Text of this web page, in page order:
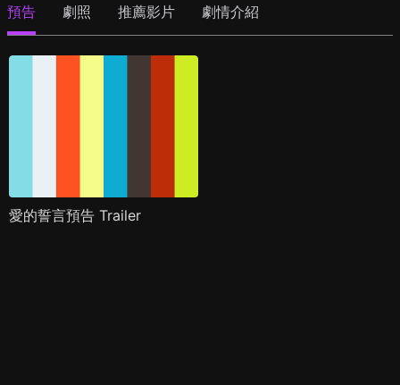
預告 劇照 推薦影片 劇情介紹
愛的誓言預告 Trailer